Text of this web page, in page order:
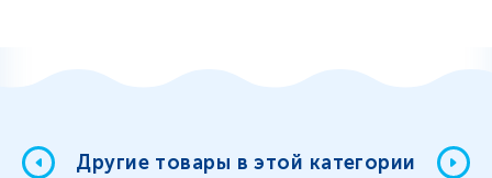
Другие товары в этой категории